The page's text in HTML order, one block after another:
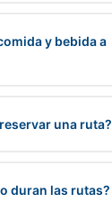
y bebida a
una ruta?
duran las rutas?